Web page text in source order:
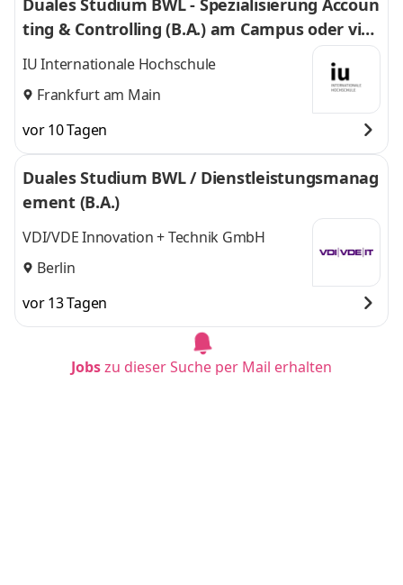
Duales Studium BWL - Spezialisierung Accoun
ting & Controlling (B.A.) am Campus oder virt
uell
IU Internationale Hochschule
Frankfurt am Main
vor 10 Tagen
Duales Studium BWL / Dienstleistungsmanag
ement (B.A.)
VDI/VDE Innovation + Technik GmbH
Berlin
vor 13 Tagen
Jobszu dieser Suche per Mail erhalten